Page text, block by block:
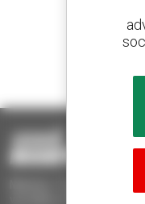
Verkocht
Manitou Tweedehands